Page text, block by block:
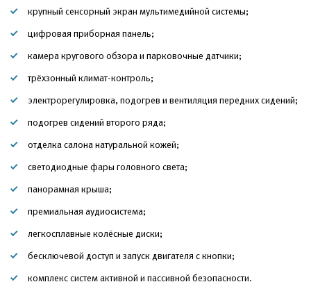
крупный сенсорный экран мультимедийной системы;
цифровая приборная панель;
камера кругового обзора и парковочные датчики;
трёхзонный климат-контроль;
электрорегулировка, подогрев и вентиляция передних сидений;
подогрев сидений второго ряда;
отделка салона натуральной кожей;
светодиодные фары головного света;
панорамная крыша;
премиальная аудиосистема;
легкосплавные колёсные диски;
бесключевой доступ и запуск двигателя с кнопки;
комплекс систем активной и пассивной безопасности.